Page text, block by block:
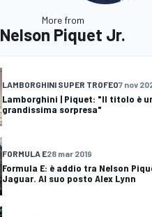
More from
Nelson Piquet Jr.
LAMBORGHINI SUPER TROFEO7 nov
Lamborghini | Piquet: "Il titolo è
grandissima sorpresa"
FORMULA E28 mar 2019
Formula E: è addio tra Nelson
Jaguar. Al suo posto Alex Lynn